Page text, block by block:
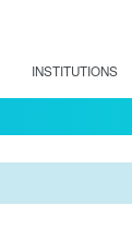
INSTITUTIONS